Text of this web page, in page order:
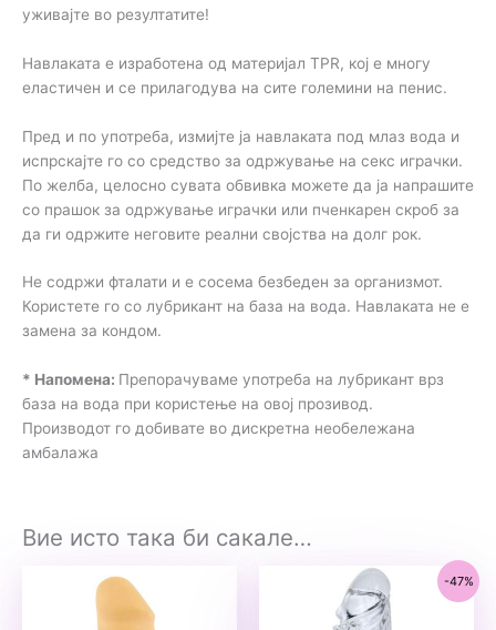
уживајте во резултатите!
Навлаката е изработена од материјал TPR, кој е многу
еластичен и се прилагодува на сите големини на пенис.
Пред и по употреба, измијте ја навлаката под млаз вода и
испрскајте го со средство за одржување на секс играчки.
По желба, целосно сувата обвивка можете да ја напрашите
со прашок за одржување играчки или пченкарен скроб за
да ги одржите неговите реални својства на долг рок.
Не содржи фталати и е сосема безбеден за организмот.
Користете го со лубрикант на база на вода. Навлаката не е
замена за кондом.
* Напомена: Препорачуваме употреба на лубрикант врз
база на вода при користење на овој прозивод.
Производот го добивате во дискретна необележана
амбалажа
Вие исто така би сакале…
-47%